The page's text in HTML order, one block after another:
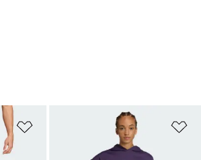
เพิ่มไปยังรายการสินค้าโปรด